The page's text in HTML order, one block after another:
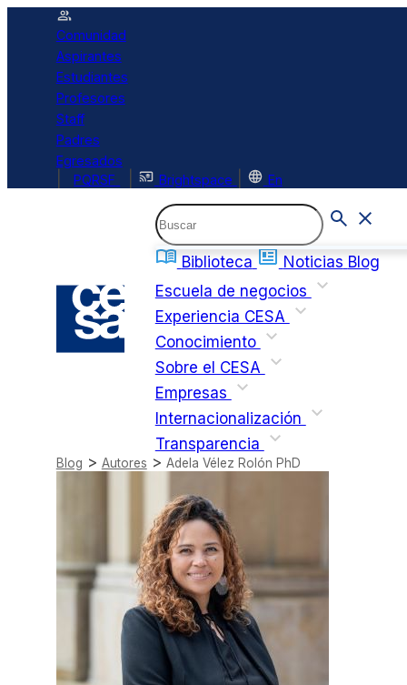
Comunidad
Aspirantes
Estudiantes
Profesores
Staff
Padres
Egresados
PQRSF Brightspace En
Biblioteca Noticias Blog
Escuela de negocios
Experiencia CESA
Conocimiento
Sobre el CESA
Empresas
Internacionalización
Transparencia
Blog > Autores > Adela Vélez Rolón PhD